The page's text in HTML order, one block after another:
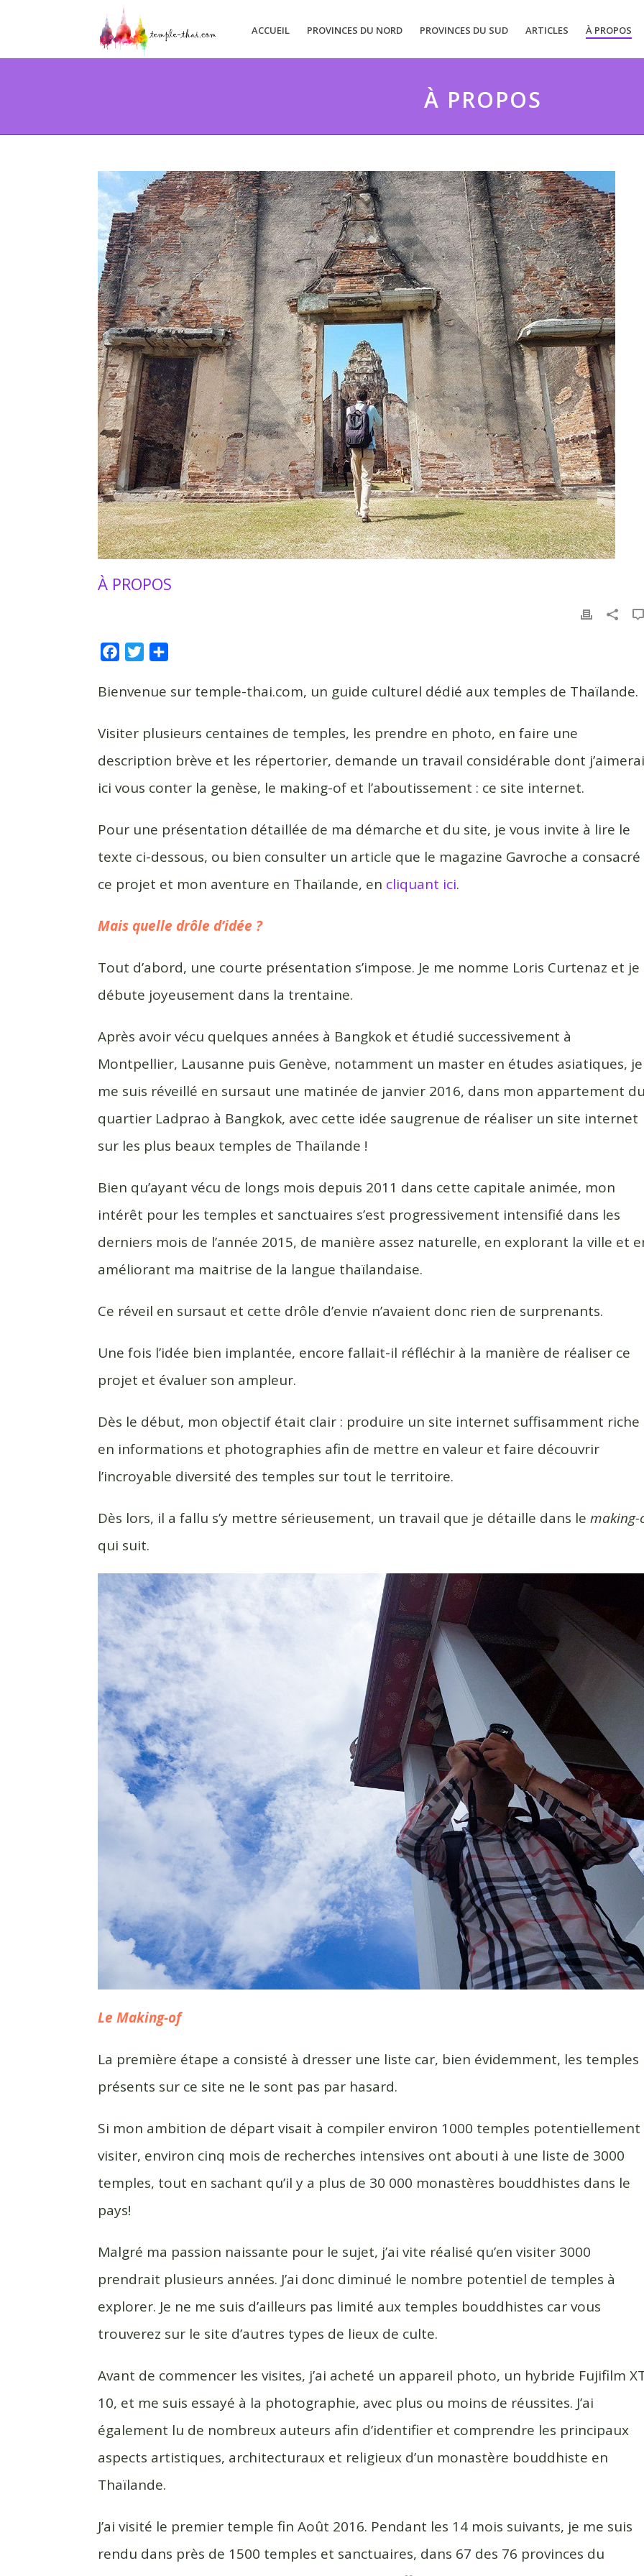
ACCUEIL PROVINCES DU NORD PROVINCES DU SUD ARTICLES À PROPOS
À PROPOS
À PROPOS
c
b
o
k
i
e
r
r
a
e
r
Bienvenue sur temple-thai.com, un guide culturel dédié aux temples de Thaïlande.
Visiter plusieurs centaines de temples, les prendre en photo, en faire une
description brève et les répertorier, demande un travail considérable dont
ici vous conter la genèse, le making-of et l’aboutissement : ce site internet.
Pour une présentation détaillée de ma démarche et du site, je vous invite à lire le
texte ci-dessous, ou bien consulter un article que le magazine Gavroche a consacré
ce projet et mon aventure en Thaïlande, en cliquant ici.
Mais quelle drôle d’idée ?
Tout d’abord, une courte présentation s’impose. Je me nomme Loris Curtenaz et je
débute joyeusement dans la trentaine.
Après avoir vécu quelques années à Bangkok et étudié successivement à
Montpellier, Lausanne puis Genève, notamment un master en études asiatiques, je
me suis réveillé en sursaut une matinée de janvier 2016, dans mon appartement
quartier Ladprao à Bangkok, avec cette idée saugrenue de réaliser un site internet
sur les plus beaux temples de Thaïlande !
Bien qu’ayant vécu de longs mois depuis 2011 dans cette capitale animée, mon
intérêt pour les temples et sanctuaires s’est progressivement intensifié dans les
derniers mois de l’année 2015, de manière assez naturelle, en explorant la ville et
améliorant ma maitrise de la langue thaïlandaise.
Ce réveil en sursaut et cette drôle d’envie n’avaient donc rien de surprenants.
Une fois l’idée bien implantée, encore fallait-il réfléchir à la manière de réaliser ce
projet et évaluer son ampleur.
Dès le début, mon objectif était clair : produire un site internet suffisamment riche
en informations et photographies afin de mettre en valeur et faire découvrir
l’incroyable diversité des temples sur tout le territoire.
Dès lors, il a fallu s’y mettre sérieusement, un travail que je détaille dans le making-
qui suit.
Le Making-of
La première étape a consisté à dresser une liste car, bien évidemment, les temples
présents sur ce site ne le sont pas par hasard.
Si mon ambition de départ visait à compiler environ 1000 temples potentiellement
visiter, environ cinq mois de recherches intensives ont abouti à une liste de 3000
temples, tout en sachant qu’il y a plus de 30 000 monastères bouddhistes dans le
pays!
Malgré ma passion naissante pour le sujet, j’ai vite réalisé qu’en visiter 3000
prendrait plusieurs années. J’ai donc diminué le nombre potentiel de temples à
explorer. Je ne me suis d’ailleurs pas limité aux temples bouddhistes car vous
trouverez sur le site d’autres types de lieux de culte.
Avant de commencer les visites, j’ai acheté un appareil photo, un hybride Fujifilm
10, et me suis essayé à la photographie, avec plus ou moins de réussites. J’ai
également lu de nombreux auteurs afin d’identifier et comprendre les principaux
aspects artistiques, architecturaux et religieux d’un monastère bouddhiste en
Thaïlande.
J’ai visité le premier temple fin Août 2016. Pendant les 14 mois suivants, je me suis
rendu dans près de 1500 temples et sanctuaires, dans 67 des 76 provinces du